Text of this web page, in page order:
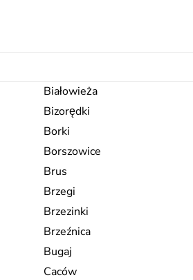
Białowieża
Bizorędki
Borki
Borszowice
Brus
Brzegi
Brzezinki
Brzeźnica
Bugaj
Caców